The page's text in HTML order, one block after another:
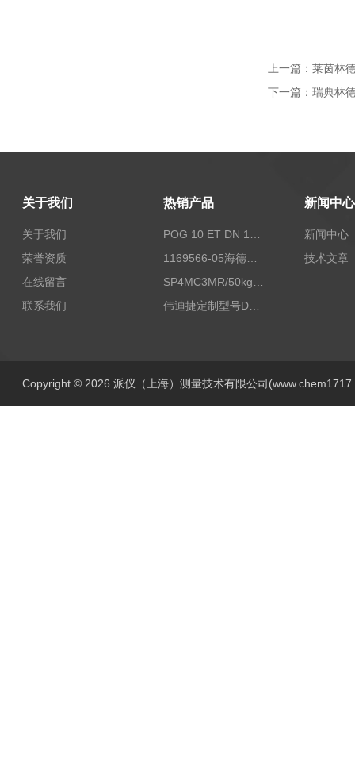
上一篇： 莱茵林
下一篇： 瑞典林
关于我们
关于我们
荣誉资质
在线留言
联系我们
热销产品
1169566-05海德汉西门子编码器现货
伟迪捷定制型号DHM506-5000-002
新闻中心
新闻中心
技术文章
Copyright © 2026 派仪（上海）测量技术有限公司